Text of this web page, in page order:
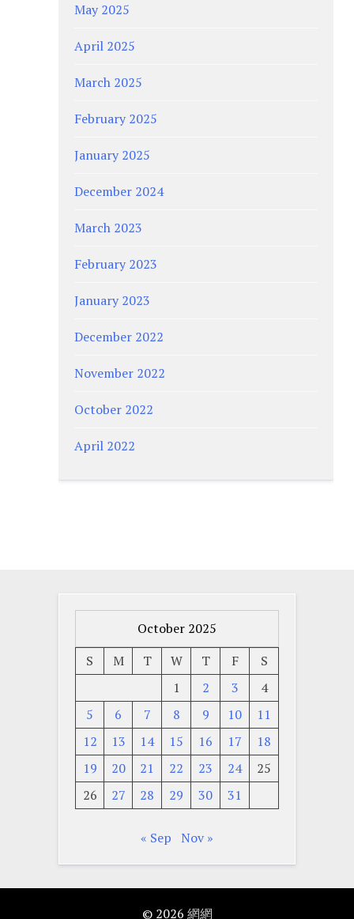
May 2025
April 2025
March 2025
February 2025
January 2025
December 2024
March 2023
February 2023
January 2023
December 2022
November 2022
October 2022
April 2022
October 2025
S
M T W T F
S
1
2 3
4
5
6 7 8 9 10
11
12
13 14 15 16 17
18
19
20 21 22 23 24
25
26
27 28 29 30 31
« Sep Nov »
© 2026 網網